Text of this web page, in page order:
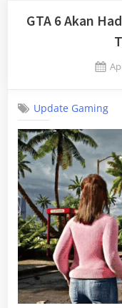
GTA 6 Akan
Update Gaming